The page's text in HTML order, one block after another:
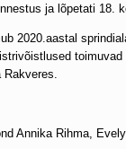
ja lõpetati 18.
2020.aastal
toimuvad
Annika Rihma,